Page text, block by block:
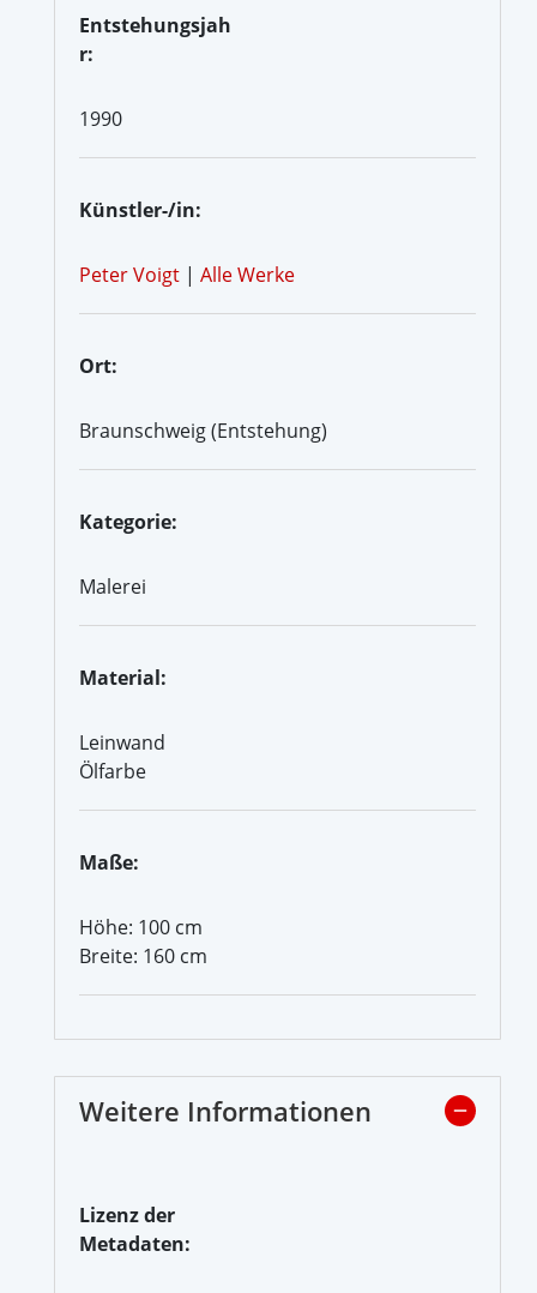
Entstehungsjah
r:
1990
Künstler-/in:
Peter Voigt | Alle Werke
Ort:
Braunschweig (Entstehung)
Kategorie:
Malerei
Material:
Leinwand
Ölfarbe
Maße:
Höhe: 100 cm
Breite: 160 cm
Weitere Informationen
Lizenz der
Metadaten: